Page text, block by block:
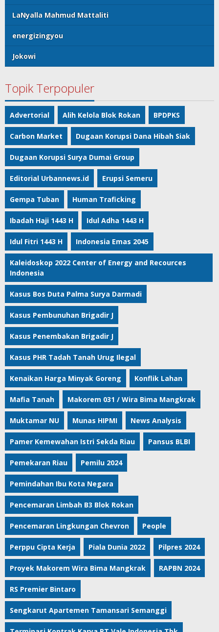
LaNyalla Mahmud Mattaliti
energizingyou
Jokowi
Topik Terpopuler
Advertorial Alih Kelola Blok Rokan BPDPKS
Carbon Market Dugaan Korupsi Dana Hibah Siak
Dugaan Korupsi Surya Dumai Group
Editorial Urbannews.id Erupsi Semeru
Gempa Tuban Human Traficking
Ibadah Haji 1443 H Idul Adha 1443 H
Idul Fitri 1443 H Indonesia Emas 2045
Kaleidoskop 2022 Center of Energy and Recources
Indonesia
Kasus Bos Duta Palma Surya Darmadi
Kasus Pembunuhan Brigadir J
Kasus Penembakan Brigadir J
Kasus PHR Tadah Tanah Urug Ilegal
Kenaikan Harga Minyak Goreng Konflik Lahan
Mafia Tanah Makorem 031 / Wira Bima Mangkrak
Muktamar NU Munas HIPMI News Analysis
Pamer Kemewahan Istri Sekda Riau Pansus BLBI
Pemekaran Riau Pemilu 2024
Pemindahan Ibu Kota Negara
Pencemaran Limbah B3 Blok Rokan
Pencemaran Lingkungan Chevron People
Perppu Cipta Kerja Piala Dunia 2022 Pilpres 2024
Proyek Makorem Wira Bima Mangkrak RAPBN 2024
RS Premier Bintaro
Sengkarut Apartemen Tamansari Semanggi